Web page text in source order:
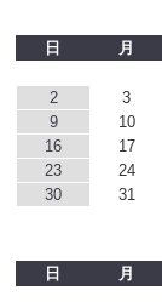
日
月
2
3
9
10
16
17
23
24
30
31
日
月